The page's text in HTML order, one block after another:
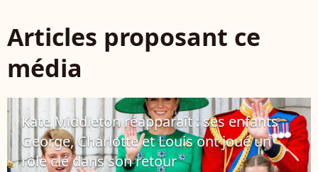
Articles proposant ce
média
Kate Middleton réapparaît : ses enfants
George, Charlotte et Louis ont joué un
rôle clé dans son retour